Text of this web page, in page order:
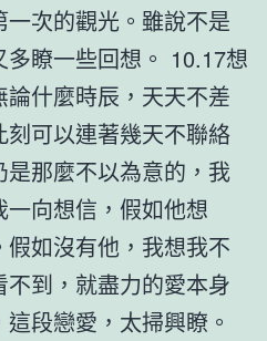
次的觀光。雖說不是
瞭一些回想。 10.17想
什麼時辰，天天不差
可以連著幾天不聯絡
那麼不以為意的，我
向想信，假如他想
如沒有他，我想我不
到，就盡力的愛本身
段戀愛，太掃興瞭。